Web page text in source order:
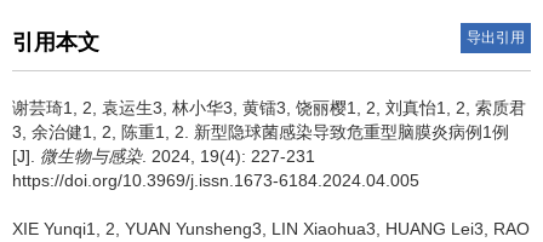
引用本文 导出引用
谢芸琦1, 2, 袁运生3, 林小华3, 黄镭3, 饶丽樱1, 2, 刘真怡1, 2, 索质君
3, 余治健1, 2, 陈重1, 2. 新型隐球菌感染导致危重型脑膜炎病例1例
[J]. 微生物与感染. 2024, 19(4): 227-231
https://doi.org/10.3969/j.issn.1673-6184.2024.04.005
XIE Yunqi1, 2, YUAN Yunsheng3, LIN Xiaohua3, HUANG Lei3, RAO